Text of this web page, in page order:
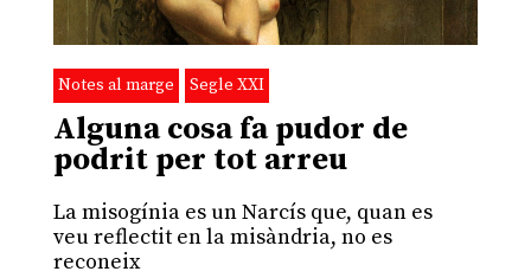
Notes al marge Segle XXI
Alguna cosa fa pudor de
podrit per tot arreu
La misogínia es un Narcís que, quan es
veu reflectit en la misàndria, no es
reconeix